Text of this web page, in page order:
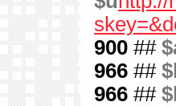
900 ##
966 ## $l
966 ## $l